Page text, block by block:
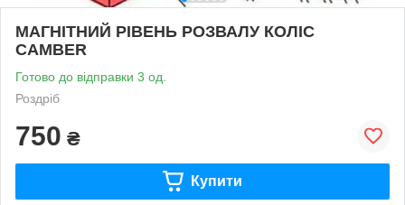
МАГНІТНИЙ РІВЕНЬ РОЗВАЛУ КОЛІС
СAMBER
Готово до відправки 3 од.
Роздріб
750 ₴
Купити